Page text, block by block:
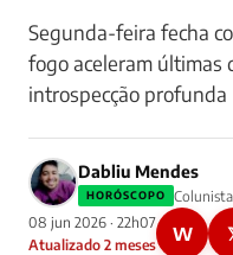
Segunda-feira fecha
fogo aceleram últimas
introspecção profunda
Dabliu Mendes
HORÓSCOPO
Colunista
08 jun 2026 · 22h07
Atualizado 2 meses
W